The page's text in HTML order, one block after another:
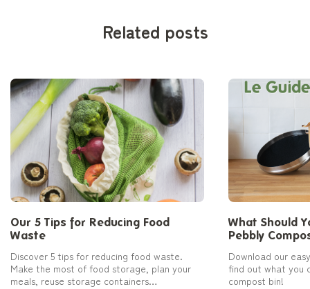
Related posts
Our 5 Tips for Reducing Food
Waste
Discover 5 tips for reducing food waste.
Make the most of food storage, plan your
meals, reuse storage containers…
What Should
Pebbly
Download our
find out what you
compost bin!